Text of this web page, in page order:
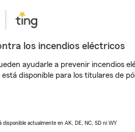
los incendios eléctricos
ayudarle a prevenir incendios
está disponible para los titulares de
actualmente en AK, DE, NC, SD ni WY